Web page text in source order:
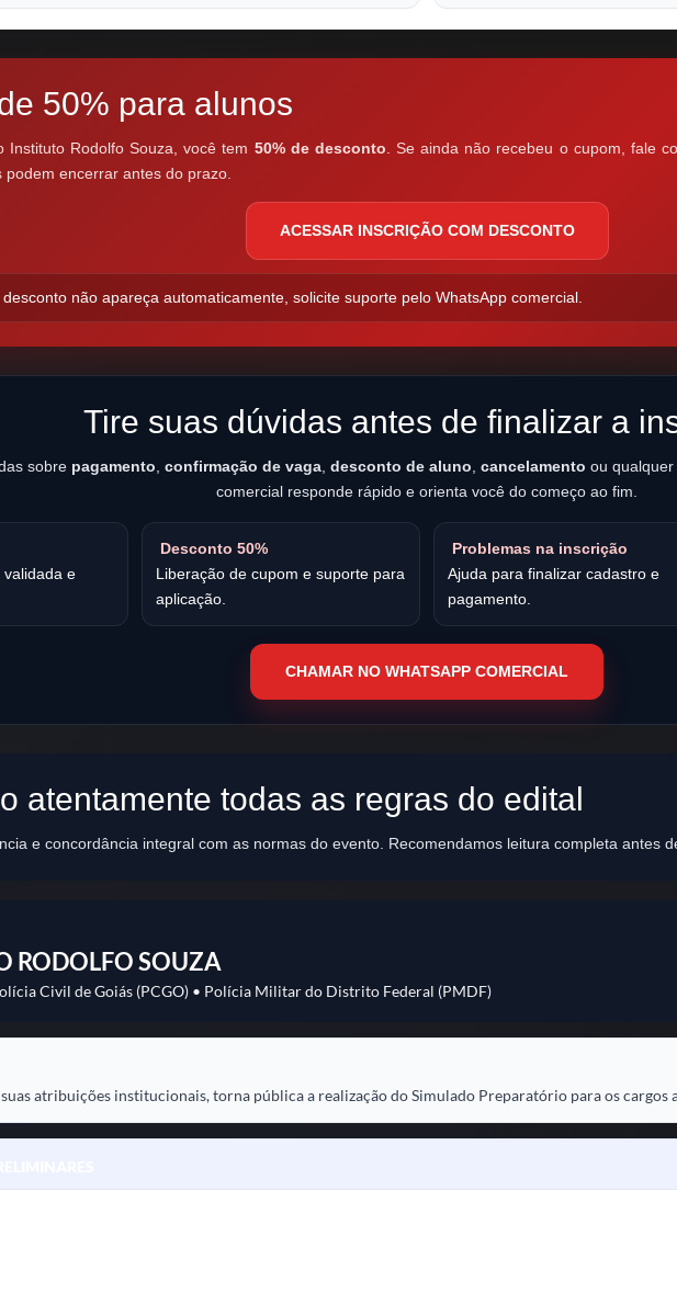
50% para alunos
Instituto Rodolfo Souza, você tem 50% de desconto . Se ainda não recebeu o cupom, fale
encerrar antes do prazo.
ACESSAR INSCRIÇÃO COM DESCONTO
não apareça automaticamente, solicite suporte pelo WhatsApp comercial.
Tire suas dúvidas antes de finalizar a
sobre pagamento confirmação de vaga desconto de aluno cancelamento ou
comercial responde rápido e orienta você do começo ao fim.
e
Desconto 50%
Liberação de cupom e suporte para
aplicação.
Problemas na inscrição
Ajuda para finalizar cadastro e
pagamento.
CHAMAR NO WHATSAPP COMERCIAL
atentamente todas as regras do edital
e concordância integral com as normas do evento. Recomendamos leitura completa antes
RODOLFO SOUZA
Civil de Goiás (PCGO) • Polícia Militar do Distrito Federal (PMDF)
atribuições institucionais, torna pública a realização do Simulado Preparatório para os cargos